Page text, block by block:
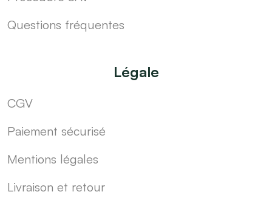
Questions fréquentes
Légale
CGV
Paiement sécurisé
Mentions légales
Livraison et retour